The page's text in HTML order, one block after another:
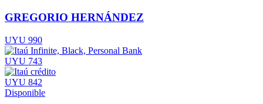
GREGORIO HERNÁNDEZ
UYU 990
UYU 743
UYU 842
Disponible